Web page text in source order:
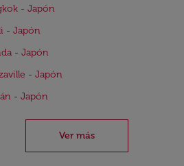
- Japón
- Japón
- Japón
- Japón
- Japón
Ver más